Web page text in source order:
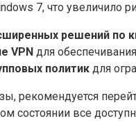
7, что увеличило
решений по
VPN для
политик для
рекомендуется
состоянии все